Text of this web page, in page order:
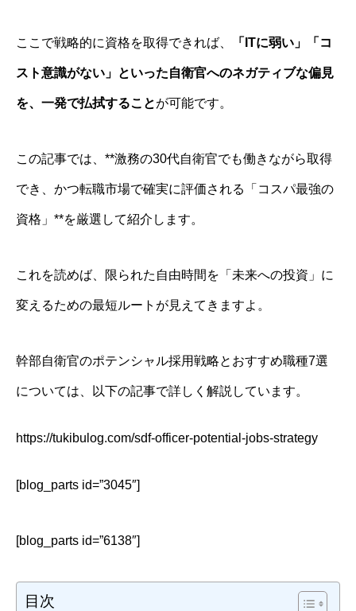
ここで戦略的に資格を取得できれば、 「ITに弱い」「コ
スト意識がない」といった自衛官へのネガティブな偏見
を、一発で払拭することが可能です。
この記事では、**激務の30代自衛官でも働きながら取得
でき、かつ転職市場で確実に評価される「コスパ最強の
資格」**を厳選して紹介します。
これを読めば、限られた自由時間を「未来への投資」に
変えるための最短ルートが見えてきますよ。
幹部自衛官のポテンシャル採用戦略とおすすめ職種7選
については、以下の記事で詳しく解説しています。
https://tukibulog.com/sdf-officer-potential-jobs-strategy
[blog_parts id=”3045″]
[blog_parts id=”6138″]
目次